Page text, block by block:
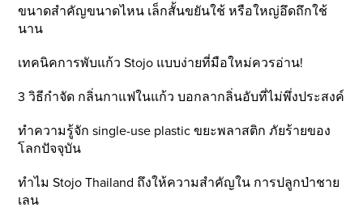
ขนาดสำคัญขนาดไหน เล็กสั้นขยันใช้ หรือใหญ่อึดถึกใช้
นาน
เทคนิคการพับแก้ว Stojo แบบง่ายที่มือใหม่ควรอ่าน!
3 วิธีกำจัด กลิ่นกาแฟในแก้ว บอกลากลิ่นอับที่ไม่พึ่งประสงค์
ทำความรู้จัก single-use plastic ขยะพลาสติก ภัยร้ายของ
โลกปัจจุบัน
ทำไม Stojo Thailand ถึงให้ความสำคัญใน การปลูกป่าชาย
เลน